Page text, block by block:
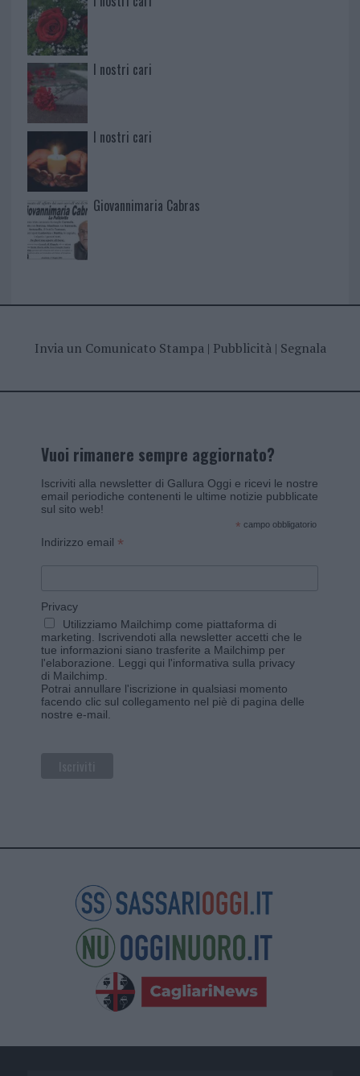
I nostri cari
I nostri cari
Giovannimaria Cabras
Invia un Comunicato Stampa| Pubblicità| Segnala
Vuoi rimanere sempre aggiornato?
Iscriviti alla newsletter di Gallura Oggi e ricevi le nostre
email periodiche contenenti le ultime notizie pubblicate
sul sito web!
* campo obbligatorio
Indirizzo email *
Privacy
Utilizziamo Mailchimp come piattaforma di
marketing. Iscrivendoti alla newsletter accetti che le
tue informazioni siano trasferite a Mailchimp per
l'elaborazione. Leggi qui l'informativa sulla privacy
di Mailchimp
Potrai annullare l'iscrizione in qualsiasi momento
facendo clic sul collegamento nel piè di pagina delle
nostre e-mail.